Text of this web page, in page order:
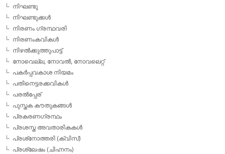
നിഘണ്ടു
നിഘണ്ടുക്കള്‍
നിരണം ഗ്രന്ഥവരി
നിരണംകവികള്‍
നിഴല്‍ക്കുത്തുപാട്ട്
നോവെല്ല, നോവല്‍, നോവലെറ്റ്
പകര്‍പ്പവകാശ നിയമം
പതിനെട്ടരക്കവികള്‍
പരല്‍പ്പേര്
പുസ്തക കൗതുകങ്ങള്‍
പ്രകരണഗ്രന്ഥം
പ്രശസ്ത അവതാരികകള്‍
പ്രശ്‌നോത്തരി (ക്വിസ്)
പ്രശ്ലേഷം (ചിഹ്നനം)